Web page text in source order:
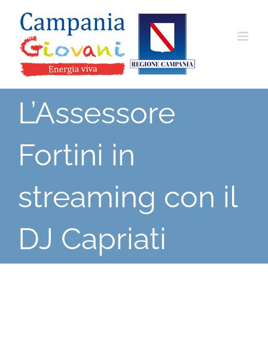
contenuto
L’Assessore
Fortini in
streaming con il
DJ Capriati